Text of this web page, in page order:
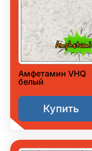
Амфетамин VHQ
белый
Купить